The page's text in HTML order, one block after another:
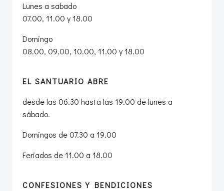
Lunes a sabado
07.00, 11.00 y 18.00
Domingo
08.00, 09.00, 10.00, 11.00 y 18.00
EL SANTUARIO ABRE
desde las 06.30 hasta las 19.00 de lunes a
sábado.
Domingos de 07.30 a 19.00
Feriados de 11.00 a 18.00
CONFESIONES Y BENDICIONES